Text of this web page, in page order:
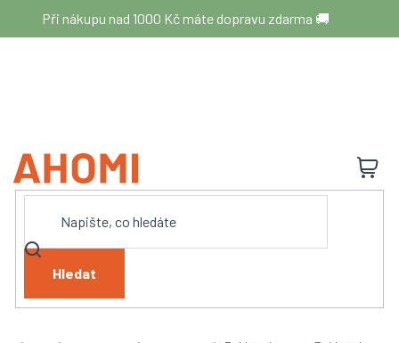
obsah
Při nákupu nad 1000 Kč máte dopravu zdarma 🚚
Hledat